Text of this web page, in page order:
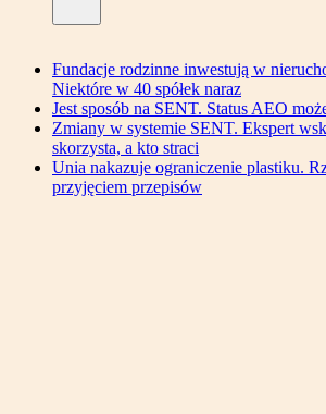
Fundacje rodzinne inwestują w
Niektóre w 40 spółek naraz
Jest sposób na SENT. Status AEO
Zmiany w systemie SENT. Ekspert
skorzysta, a kto straci
Unia nakazuje ograniczenie plastiku.
przyjęciem przepisów